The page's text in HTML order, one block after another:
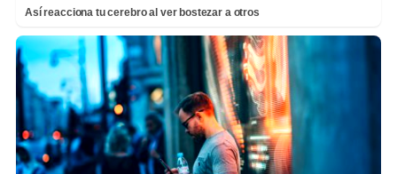
Así reacciona tu cerebro al ver bostezar a otros